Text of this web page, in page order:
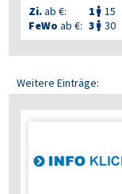
Zi.ab €: 1  15
FeWo ab €: 3  30
Weitere Einträge: